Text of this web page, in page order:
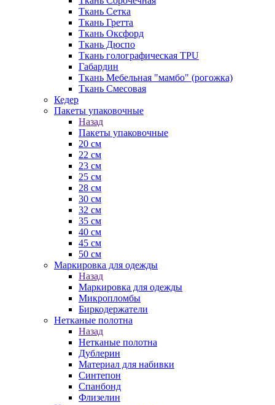
Ткань Сетка
Ткань Гретта
Ткань Оксфорд
Ткань Дюспо
Ткань голографическая TPU
Габардин
Ткань Мебельная "мамбо" (рогожка)
Ткань Смесовая
Кедер
Пакеты упаковочные
Назад
Пакеты упаковочные
20 см
22 см
23 см
25 см
28 см
30 см
32 см
35 см
40 см
45 см
50 см
Маркировка для одежды
Назад
Маркировка для одежды
Микропломбы
Биркодержатели
Нетканые полотна
Назад
Нетканые полотна
Дублерин
Материал для набивки
Синтепон
Спанбонд
Флизелин